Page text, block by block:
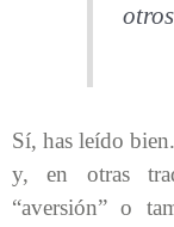
Sí, has leído
y, en otras
“aversión” o